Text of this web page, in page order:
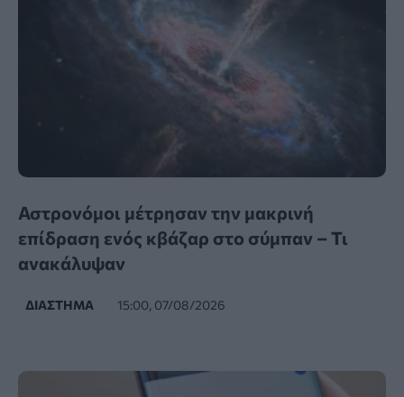
Αστρονόμοι μέτρησαν την μακρινή
επίδραση ενός κβάζαρ στο σύμπαν – Τι
ανακάλυψαν
ΔΙΆΣΤΗΜΑ 15:00, 07/08/2026